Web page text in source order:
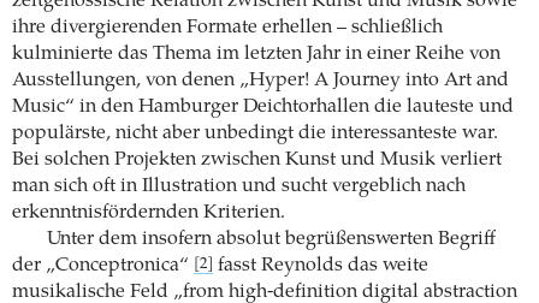
ihre divergierenden Formate erhellen – schließlich
kulminierte das Thema im letzten Jahr in einer Reihe von
Ausstellungen, von denen „Hyper! A Journey into Art and
Music“ in den Hamburger Deichtorhallen die lauteste und
populärste, nicht aber unbedingt die interessanteste war.
Bei solchen Projekten zwischen Kunst und Musik verliert
man sich oft in Illustration und sucht vergeblich nach
erkenntnisfördernden Kriterien.
Unter dem insofern absolut begrüßenswerten Begriff
der „Conceptronica“
[2]
fasst Reynolds das weite
musikalische Feld „from high-definition digital abstraction